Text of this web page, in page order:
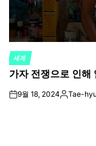
POSTED
IN
세계
가자 전쟁으로 인해
on9월 18, 2024Posted
Tae-